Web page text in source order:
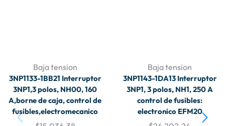
Baja tension
3NP1133-1BB21 Interruptor
3NP1,3 polos, NH00, 160
A,borne de caja, control de
fusibles,electromecanico
Baja tension
3NP1143-1DA13 Interruptor
3NP1, 3 polos, NH1, 250 A
control de fusibles:
electronico EFM20